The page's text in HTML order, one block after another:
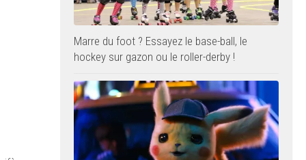
Marre du foot ? Essayez le base-ball, le
hockey sur gazon ou le roller-derby !